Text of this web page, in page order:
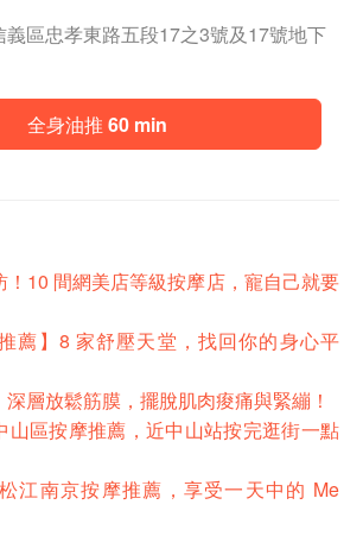
義區忠孝東路五段17之3號及17號地下
全身油推 60 min
！10 間網美店等級按摩店，寵自己就要
薦】8 家舒壓天堂，找回你的身心平
深層放鬆筋膜，擺脫肌肉痠痛與緊繃！
山區按摩推薦，近中山站按完逛街一點
江南京按摩推薦，享受一天中的 Me